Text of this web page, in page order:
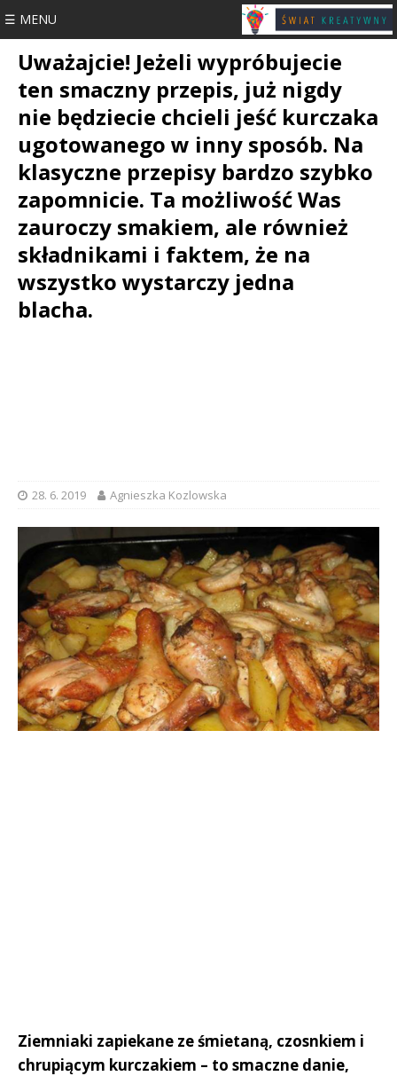
☰ MENU
Uważajcie! Jeżeli wypróbujecie
ten smaczny przepis, już nigdy
nie będziecie chcieli jeść kurczaka
ugotowanego w inny sposób. Na
klasyczne przepisy bardzo szybko
zapomnicie. Ta możliwość Was
zauroczy smakiem, ale również
składnikami i faktem, że na
wszystko wystarczy jedna
blacha.
28. 6. 2019 Agnieszka Kozlowska
Ziemniaki zapiekane ze śmietaną, czosnkiem i
chrupiącym kurczakiem – to smaczne danie,